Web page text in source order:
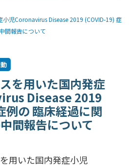
小児Coronavirus Disease 2019 (COVID-19) 症
間報告について
スを用いた国内発症
Disease 2019
例の 臨床経過に関
間報告について
用いた国内発症小児